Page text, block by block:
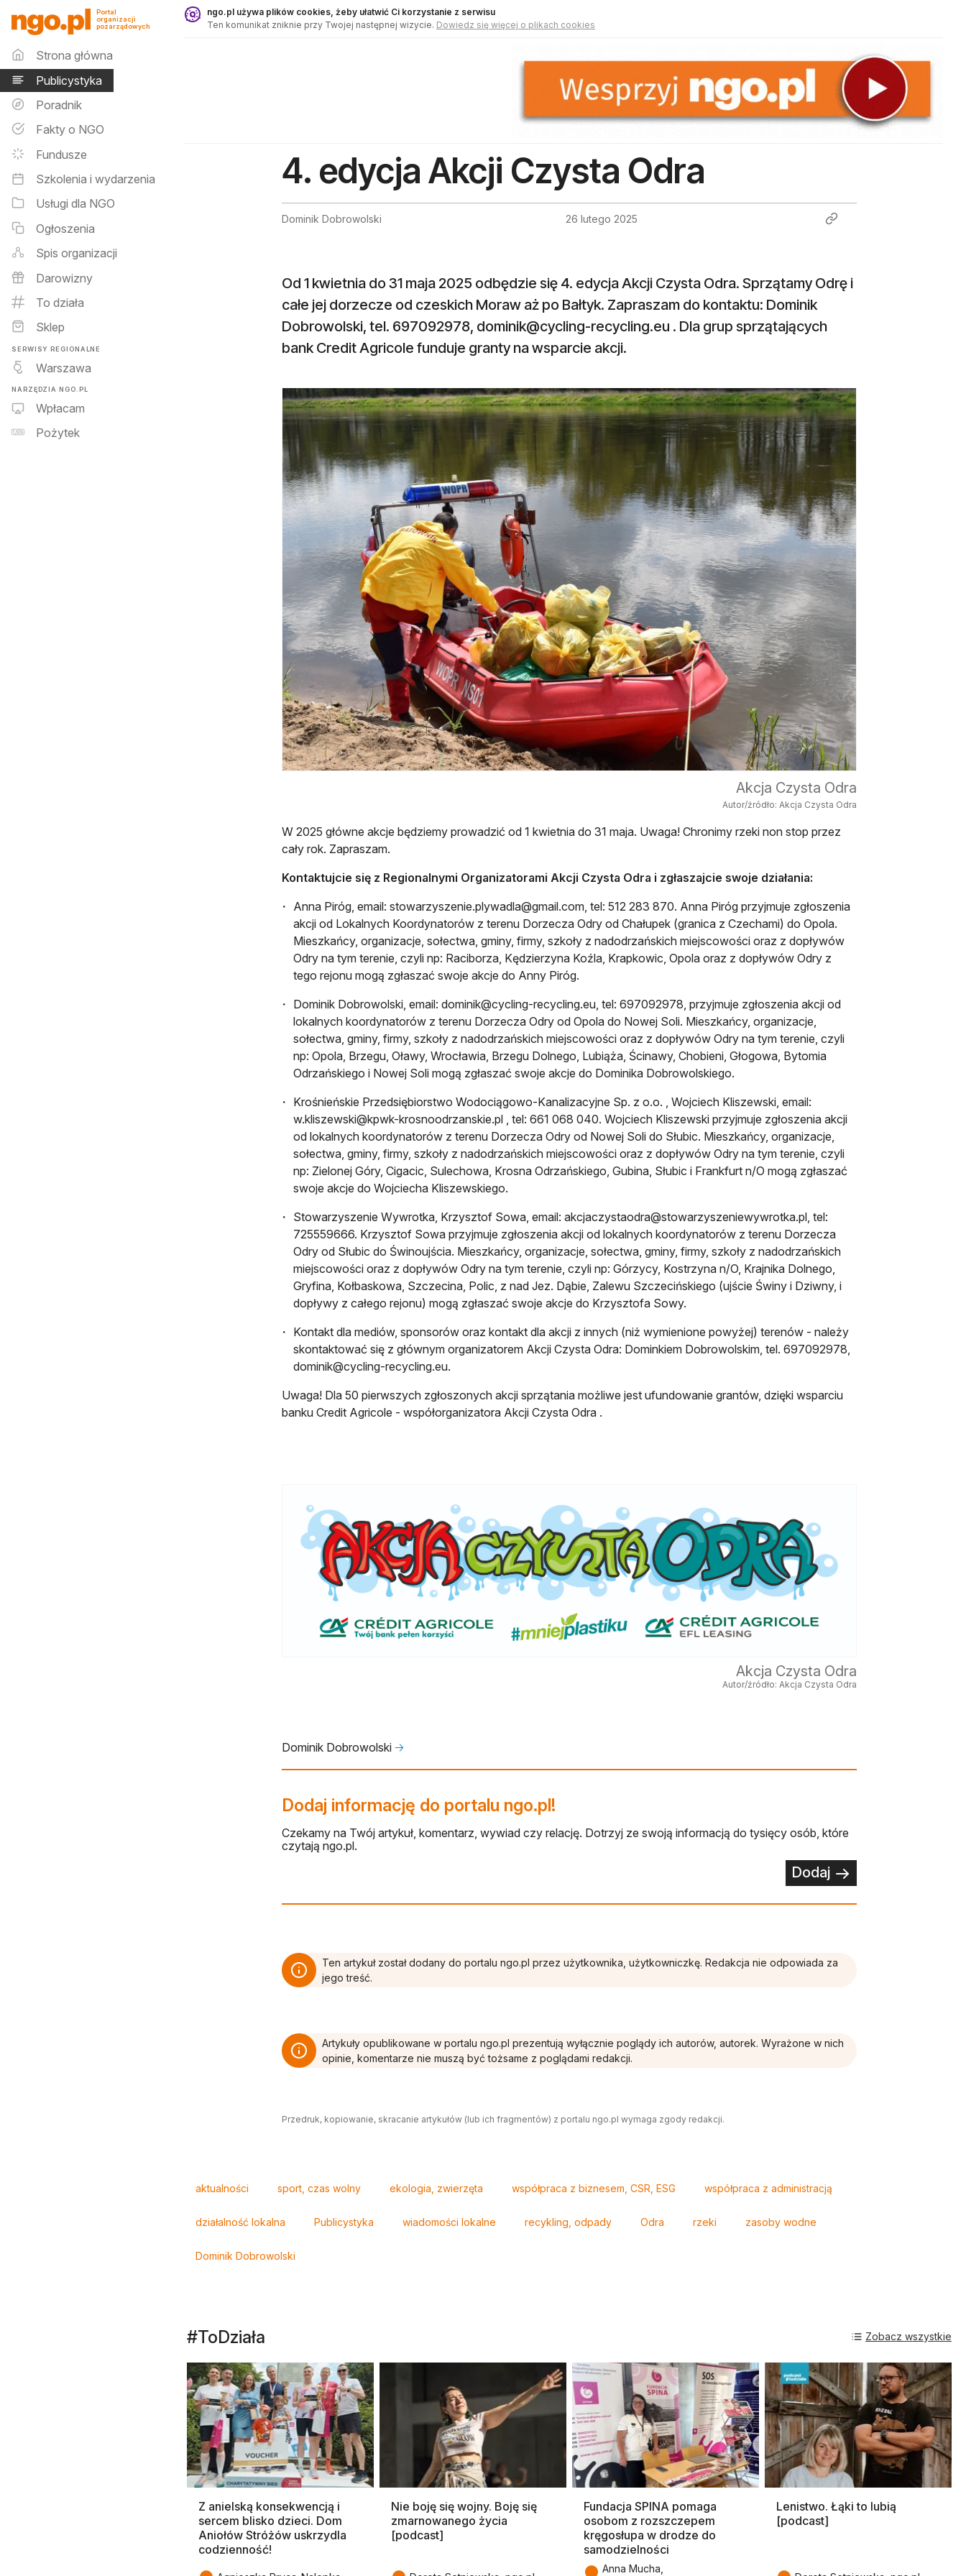
Publicystyka - ngo.pl
Portal
organizacji
pozarządowych
Menu główne
Strona główna
Publicystyka
Poradnik
Fakty o NGO
Fundusze
Szkolenia i wydarzenia
Usługi dla NGO
Ogłoszenia
Spis organizacji
Darowizny
To działa
Sklep
SERWISY REGIONALNE
Warszawa
NARZĘDZIA NGO.PL
Wpłacam
Pożytek
ngo.pl używa plików cookies, żeby ułatwić Ci korzystanie z serwisu
Ten komunikat zniknie przy Twojej następnej wizycie. Dowiedz się więcej o plikach cookies
4. edycja Akcji Czysta Odra
Dominik Dobrowolski 26 lutego 2025
Od 1 kwietnia do 31 maja 2025 odbędzie się 4. edycja Akcji Czysta Odra. Sprzątamy Odrę i
całe jej dorzecze od czeskich Moraw aż po Bałtyk. Zapraszam do kontaktu: Dominik
Dobrowolski, tel. 697092978, dominik@cycling-recycling.eu . Dla grup sprzątających
bank Credit Agricole funduje granty na wsparcie akcji.
Akcja Czysta Odra
Autor/źródło: Akcja Czysta Odra
W 2025 główne akcje będziemy prowadzić od 1 kwietnia do 31 maja. Uwaga! Chronimy rzeki non stop przez
cały rok. Zapraszam.
Kontaktujcie się z Regionalnymi Organizatorami Akcji Czysta Odra i zgłaszajcie swoje działania:
Anna Piróg, email: stowarzyszenie.plywadla@gmail.com, tel: 512 283 870. Anna Piróg przyjmuje zgłoszenia
akcji od Lokalnych Koordynatorów z terenu Dorzecza Odry od Chałupek (granica z Czechami) do Opola.
Mieszkańcy, organizacje, sołectwa, gminy, firmy, szkoły z nadodrzańskich miejscowości oraz z dopływów
Odry na tym terenie, czyli np: Raciborza, Kędzierzyna Koźla, Krapkowic, Opola oraz z dopływów Odry z
tego rejonu mogą zgłaszać swoje akcje do Anny Piróg.
Dominik Dobrowolski, email: dominik@cycling-recycling.eu, tel: 697092978, przyjmuje zgłoszenia akcji od
lokalnych koordynatorów z terenu Dorzecza Odry od Opola do Nowej Soli. Mieszkańcy, organizacje,
sołectwa, gminy, firmy, szkoły z nadodrzańskich miejscowości oraz z dopływów Odry na tym terenie, czyli
np: Opola, Brzegu, Oławy, Wrocławia, Brzegu Dolnego, Lubiąża, Ścinawy, Chobieni, Głogowa, Bytomia
Odrzańskiego i Nowej Soli mogą zgłaszać swoje akcje do Dominika Dobrowolskiego.
Krośnieńskie Przedsiębiorstwo Wodociągowo-Kanalizacyjne Sp. z o.o. , Wojciech Kliszewski, email:
w.kliszewski@kpwk-krosnoodrzanskie.pl , tel: 661 068 040. Wojciech Kliszewski przyjmuje zgłoszenia akcji
od lokalnych koordynatorów z terenu Dorzecza Odry od Nowej Soli do Słubic. Mieszkańcy, organizacje,
sołectwa, gminy, firmy, szkoły z nadodrzańskich miejscowości oraz z dopływów Odry na tym terenie, czyli
np: Zielonej Góry, Cigacic, Sulechowa, Krosna Odrzańskiego, Gubina, Słubic i Frankfurt n/O mogą zgłaszać
swoje akcje do Wojciecha Kliszewskiego.
Stowarzyszenie Wywrotka, Krzysztof Sowa, email: akcjaczystaodra@stowarzyszeniewywrotka.pl, tel:
725559666. Krzysztof Sowa przyjmuje zgłoszenia akcji od lokalnych koordynatorów z terenu Dorzecza
Odry od Słubic do Świnoujścia. Mieszkańcy, organizacje, sołectwa, gminy, firmy, szkoły z nadodrzańskich
miejscowości oraz z dopływów Odry na tym terenie, czyli np: Górzycy, Kostrzyna n/O, Krajnika Dolnego,
Gryfina, Kołbaskowa, Szczecina, Polic, z nad Jez. Dąbie, Zalewu Szczecińskiego (ujście Świny i Dziwny, i
dopływy z całego rejonu) mogą zgłaszać swoje akcje do Krzysztofa Sowy.
Kontakt dla mediów, sponsorów oraz kontakt dla akcji z innych (niż wymienione powyżej) terenów - należy
skontaktować się z głównym organizatorem Akcji Czysta Odra: Dominkiem Dobrowolskim, tel. 697092978,
dominik@cycling-recycling.eu.
Uwaga! Dla 50 pierwszych zgłoszonych akcji sprzątania możliwe jest ufundowanie grantów, dzięki wsparciu
banku Credit Agricole - współorganizatora Akcji Czysta Odra .
Akcja Czysta Odra
Autor/źródło: Akcja Czysta Odra
Dominik Dobrowolski 🡢
Dodaj informację do portalu ngo.pl!
Czekamy na Twój artykuł, komentarz, wywiad czy relację. Dotrzyj ze swoją informacją do tysięcy osób, które
czytają ngo.pl.
Dodaj
Ten artykuł został dodany do portalu ngo.pl przez użytkownika, użytkowniczkę. Redakcja nie odpowiada za
jego treść.
Artykuły opublikowane w portalu ngo.pl prezentują wyłącznie poglądy ich autorów, autorek. Wyrażone w nich
opinie, komentarze nie muszą być tożsame z poglądami redakcji.
Przedruk, kopiowanie, skracanie artykułów (lub ich fragmentów) z portalu ngo.pl wymaga zgody redakcji.
aktualności sport, czas wolny ekologia, zwierzęta współpraca z biznesem, CSR, ESG współpraca z administracją
działalność lokalna Publicystyka wiadomości lokalne recykling, odpady Odra rzeki zasoby wodne
Dominik Dobrowolski
#ToDziała
Z anielską konsekwencją i
sercem blisko dzieci. Dom
Aniołów Stróżów uskrzydla
codzienność!
Nie boję się wojny. Boję się
zmarnowanego życia
[podcast]
Fundacja SPINA pomaga
osobom z rozszczepem
kręgosłupa w drodze do
samodzielności
● Anna Mucha,
Lenistwo. Łąki to lubią
[podcast]
Zobacz wszystkie